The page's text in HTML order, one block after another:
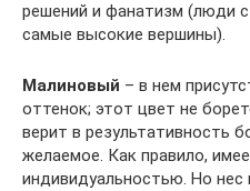
решений и фанатизм (люди
самые высокие вершины).
Малиновый – в нем
оттенок; этот цвет не
верит в результативность
желаемое. Как правило,
индивидуальностью. Но